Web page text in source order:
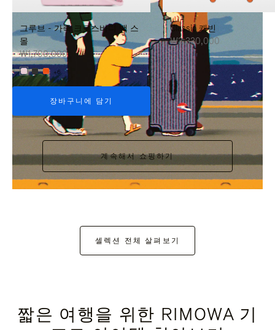
IT
IT
그루브 - 가죽 크로스바디 백 스
몰
₩1,700,000
+6
장바구니에 담기
Classic 캐빈
₩3,330,000
계속해서 쇼핑하기
셀렉션 전체 살펴보기
짧은 여행을 위한 RIMOWA 기